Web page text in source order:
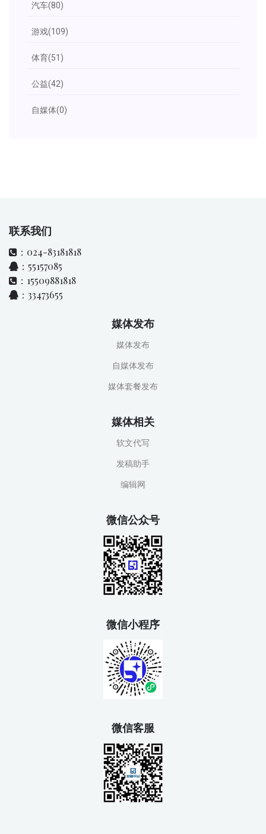
汽车(80)
游戏(109)
体育(51)
公益(42)
自媒体(0)
联系我们
：024-83181818
：55157085
：15509881818
：33473655
媒体发布
媒体发布
自媒体发布
媒体套餐发布
媒体相关
软文代写
发稿助手
编辑网
微信公众号
微信小程序
微信客服